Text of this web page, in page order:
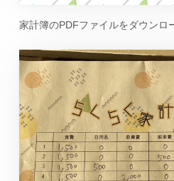
家計簿のPDFファイルをダウンロ